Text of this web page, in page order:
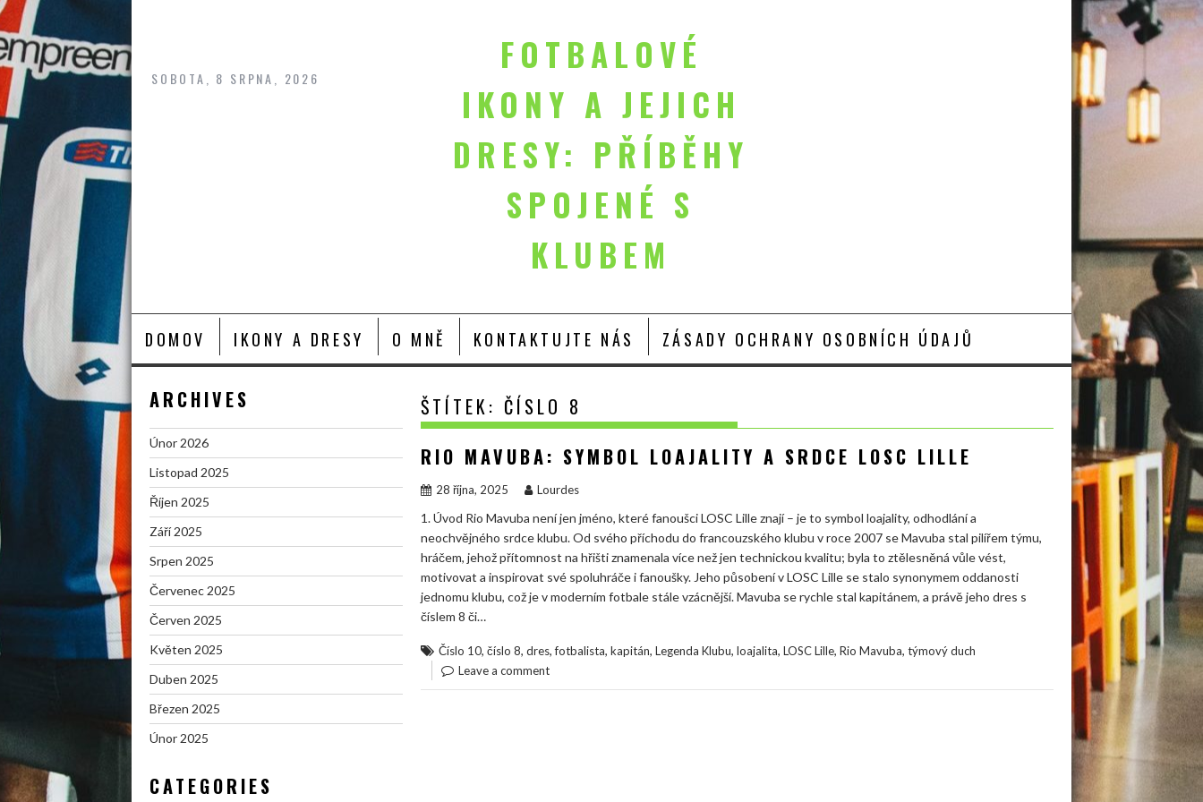
content
SOBOTA, 8 SRPNA, 2026
FOTBALOVÉ
IKONY A JEJICH
DRESY: PŘÍBĚHY
SPOJENÉ S
KLUBEM
DOMOV IKONY A DRESY O MNĚ KONTAKTUJTE NÁS ZÁSADY OCHRANY OSOBNÍCH ÚDAJŮ
ŠTÍTEK: ČÍSLO 8
RIO MAVUBA: SYMBOL LOAJALITY A SRDCE LOSC LILLE
28 října, 2025 Lourdes
1. Úvod Rio Mavuba není jen jméno, které fanoušci LOSC Lille znají – je to symbol loajality, odhodlání a
neochvějného srdce klubu. Od svého příchodu do francouzského klubu v roce 2007 se Mavuba stal pilířem týmu,
hráčem, jehož přítomnost na hřišti znamenala více než jen technickou kvalitu; byla to ztělesněná vůle vést,
motivovat a inspirovat své spoluhráče i fanoušky. Jeho působení v LOSC Lille se stalo synonymem oddanosti
jednomu klubu, což je v moderním fotbale stále vzácnější. Mavuba se rychle stal kapitánem, a právě jeho dres s
číslem 8 či…
Číslo 10, číslo 8, dres,fotbalista, kapitán, Legenda Klubu, loajalita, LOSC Lille, Rio Mavuba, týmový duch
Leave a comment
ARCHIVES
Únor 2026
Listopad 2025
Říjen 2025
Září 2025
Srpen 2025
Červenec 2025
Červen 2025
Květen 2025
Duben 2025
Březen 2025
Únor 2025
CATEGORIES